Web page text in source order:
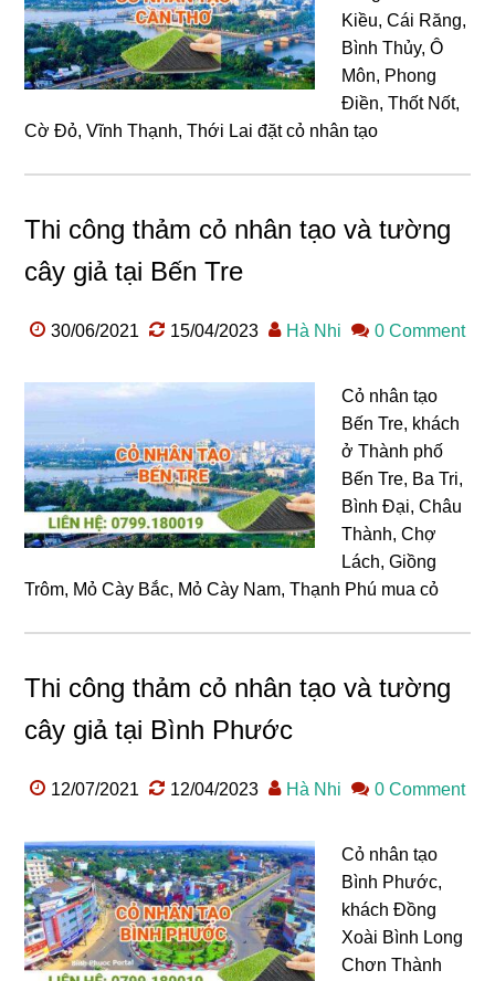
Kiều, Cái Răng,
Bình Thủy, Ô
Môn, Phong
Điền, Thốt Nốt,
Cờ Đỏ, Vĩnh Thạnh, Thới Lai đặt cỏ nhân tạo
Thi công thảm cỏ nhân tạo và tường
cây giả tại Bến Tre
30/06/2021 15/04/2023 Hà Nhi 0 Comment
Cỏ nhân tạo
Bến Tre, khách
ở Thành phố
Bến Tre, Ba Tri,
Bình Đại, Châu
Thành, Chợ
Lách, Giồng
Trôm, Mỏ Cày Bắc, Mỏ Cày Nam, Thạnh Phú mua cỏ
Thi công thảm cỏ nhân tạo và tường
cây giả tại Bình Phước
12/07/2021 12/04/2023 Hà Nhi 0 Comment
Cỏ nhân tạo
Bình Phước,
khách Đồng
Xoài Bình Long
Chơn Thành